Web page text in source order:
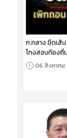
ก.กลาง ขีดเส้
โกงสอบท้องถิ่
06 สิงหาคม